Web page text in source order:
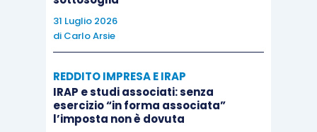
31 Luglio 2026
di Carlo Arsie
REDDITO IMPRESA E IRAP
IRAP e studi associati: senza
esercizio “in forma associata”
l’imposta non è dovuta